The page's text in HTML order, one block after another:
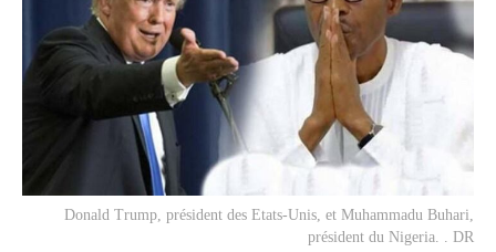
Donald Trump, président des Etats-Unis, et Muhammadu Buhari,
président du Nigeria. . DR